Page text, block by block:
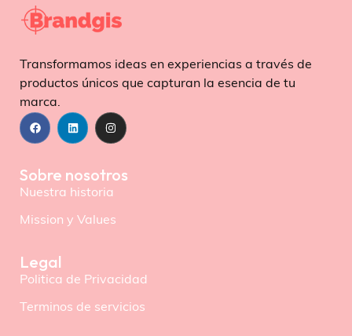
Transformamos ideas en experiencias a través de
productos únicos que capturan la esencia de tu
marca.
Sobre nosotros
Nuestra historia
Mission y Values
Legal
Politica de Privacidad
Terminos de servicios